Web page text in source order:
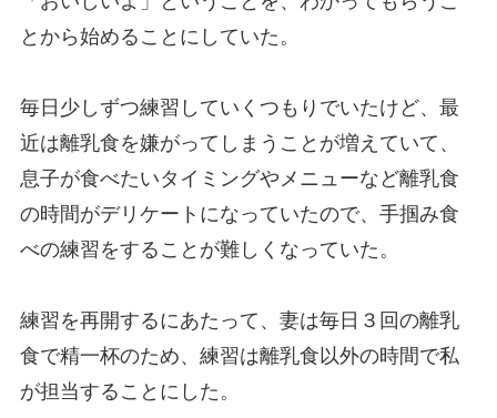
とから始めることにしていた。
毎日少しずつ練習していくつもりでいたけど、最
近は離乳食を嫌がってしまうことが増えていて、
息子が食べたいタイミングやメニューなど離乳食
の時間がデリケートになっていたので、手掴み食
べの練習をすることが難しくなっていた。
練習を再開するにあたって、妻は毎日３回の離乳
食で精一杯のため、練習は離乳食以外の時間で私
が担当することにした。